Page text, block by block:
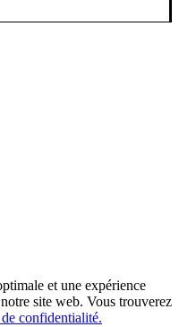
et une expérience
site web. Vous trouverez
confidentialité.